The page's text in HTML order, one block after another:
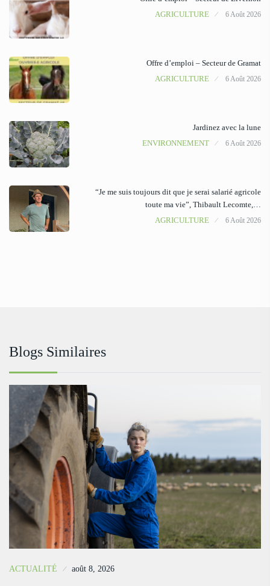
AGRICULTURE
6 Août 2026
Offre d’emploi – Secteur de Gramat
AGRICULTURE
6 Août 2026
Jardinez avec la lune
ENVIRONNEMENT
6 Août 2026
“Je me suis toujours dit que je serai salarié agricole
toute ma vie”, Thibault Lecomte,…
AGRICULTURE
6 Août 2026
Blogs Similaires
ACTUALITÉ août 8, 2026